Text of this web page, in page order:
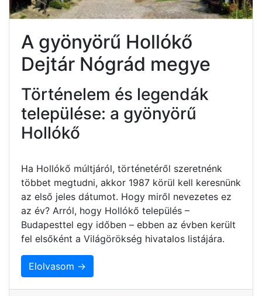
A gyönyörű Hollókő
Dejtár Nógrád megye
Történelem és legendák
települése: a gyönyörű
Hollókő
Ha Hollókő múltjáról, történetéről szeretnénk
többet megtudni, akkor 1987 körül kell keresnünk
az első jeles dátumot. Hogy miről nevezetes ez
az év? Arról, hogy Hollókő település –
Budapesttel egy időben – ebben az évben került
fel elsőként a Világörökség hivatalos listájára.
Elolvasom →